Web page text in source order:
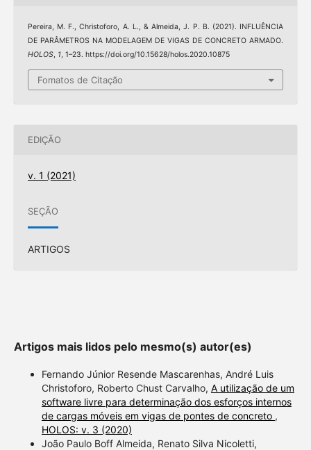
Pereira, M. F., Christoforo, A. L., & Almeida, J. P. B. (2021). INFLUÊNCIA
DE PARÂMETROS NA MODELAGEM DE VIGAS DE CONCRETO ARMADO.
HOLOS, 1, 1–23. https://doi.org/10.15628/holos.2020.10875
Fomatos de Citação
EDIÇÃO
v. 1 (2021)
SEÇÃO
ARTIGOS
Artigos mais lidos pelo mesmo(s) autor(es)
Fernando Júnior Resende Mascarenhas, André Luis
Christoforo, Roberto Chust Carvalho, A utilização de um
software livre para determinação dos esforços internos
de cargas móveis em vigas de pontes de concreto ,
HOLOS: v. 3 (2020)
João Paulo Boff Almeida, Renato Silva Nicoletti,